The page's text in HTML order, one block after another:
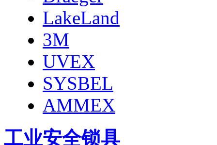
LakeLand
3M
UVEX
SYSBEL
AMMEX
工业安全锁具